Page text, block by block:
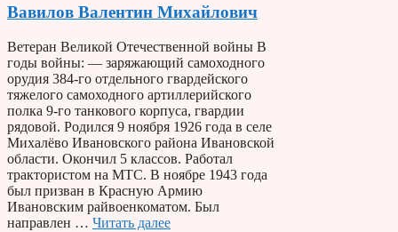
Вавилов Валентин Михайлович
Ветеран Великой Отечественной войны В
годы войны: — заряжающий самоходного
орудия 384-го отдельного гвардейского
тяжелого самоходного артиллерийского
полка 9-го танкового корпуса, гвардии
рядовой. Родился 9 ноября 1926 года в селе
Михалёво Ивановского района Ивановской
области. Окончил 5 классов. Работал
трактористом на МТС. В ноябре 1943 года
был призван в Красную Армию
Ивановским райвоенкоматом. Был
направлен … Читать далее